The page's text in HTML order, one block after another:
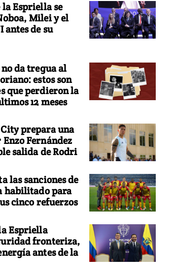
Espriella se
Milei y el
antes de su
da tregua al
estos son
que perdieron la
12 meses
prepara una
Fernández
salida de Rodri
las sanciones de
habilitado para
cinco refuerzos
Espriella
fronteriza,
antes de la